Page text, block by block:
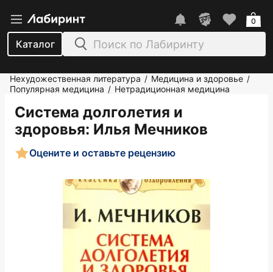
Каталог
0
Нехудожественная литература / Медицина и здоровье /
Популярная медицина / Нетрадиционная медицина
Система долголетия и
здоровья: Илья Мечников
Оцените и оставьте рецензию